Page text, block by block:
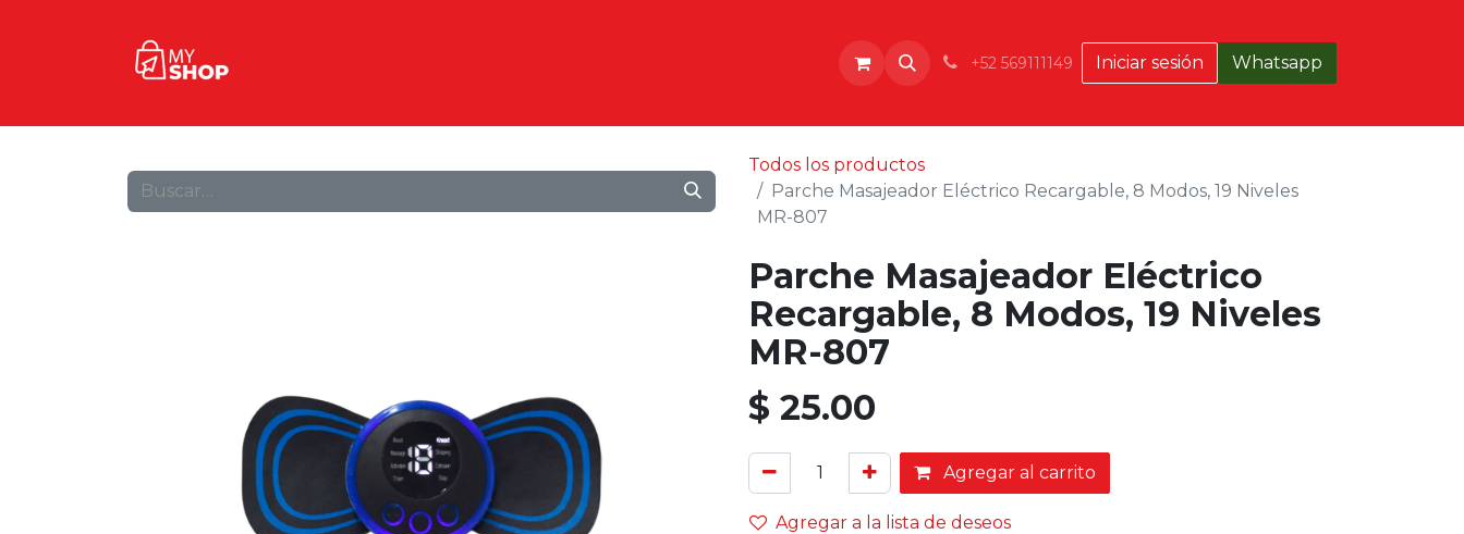
+52 569111149 Iniciar sesión Whatsapp
Todos los productos
Parche Masajeador Eléctrico Recargable, 8 Modos, 19 Niveles
MR-807
Parche Masajeador Eléctrico
Recargable, 8 Modos, 19 Niveles
MR-807
$ 25.00
Agregar al carrito
Agregar a la lista de deseos